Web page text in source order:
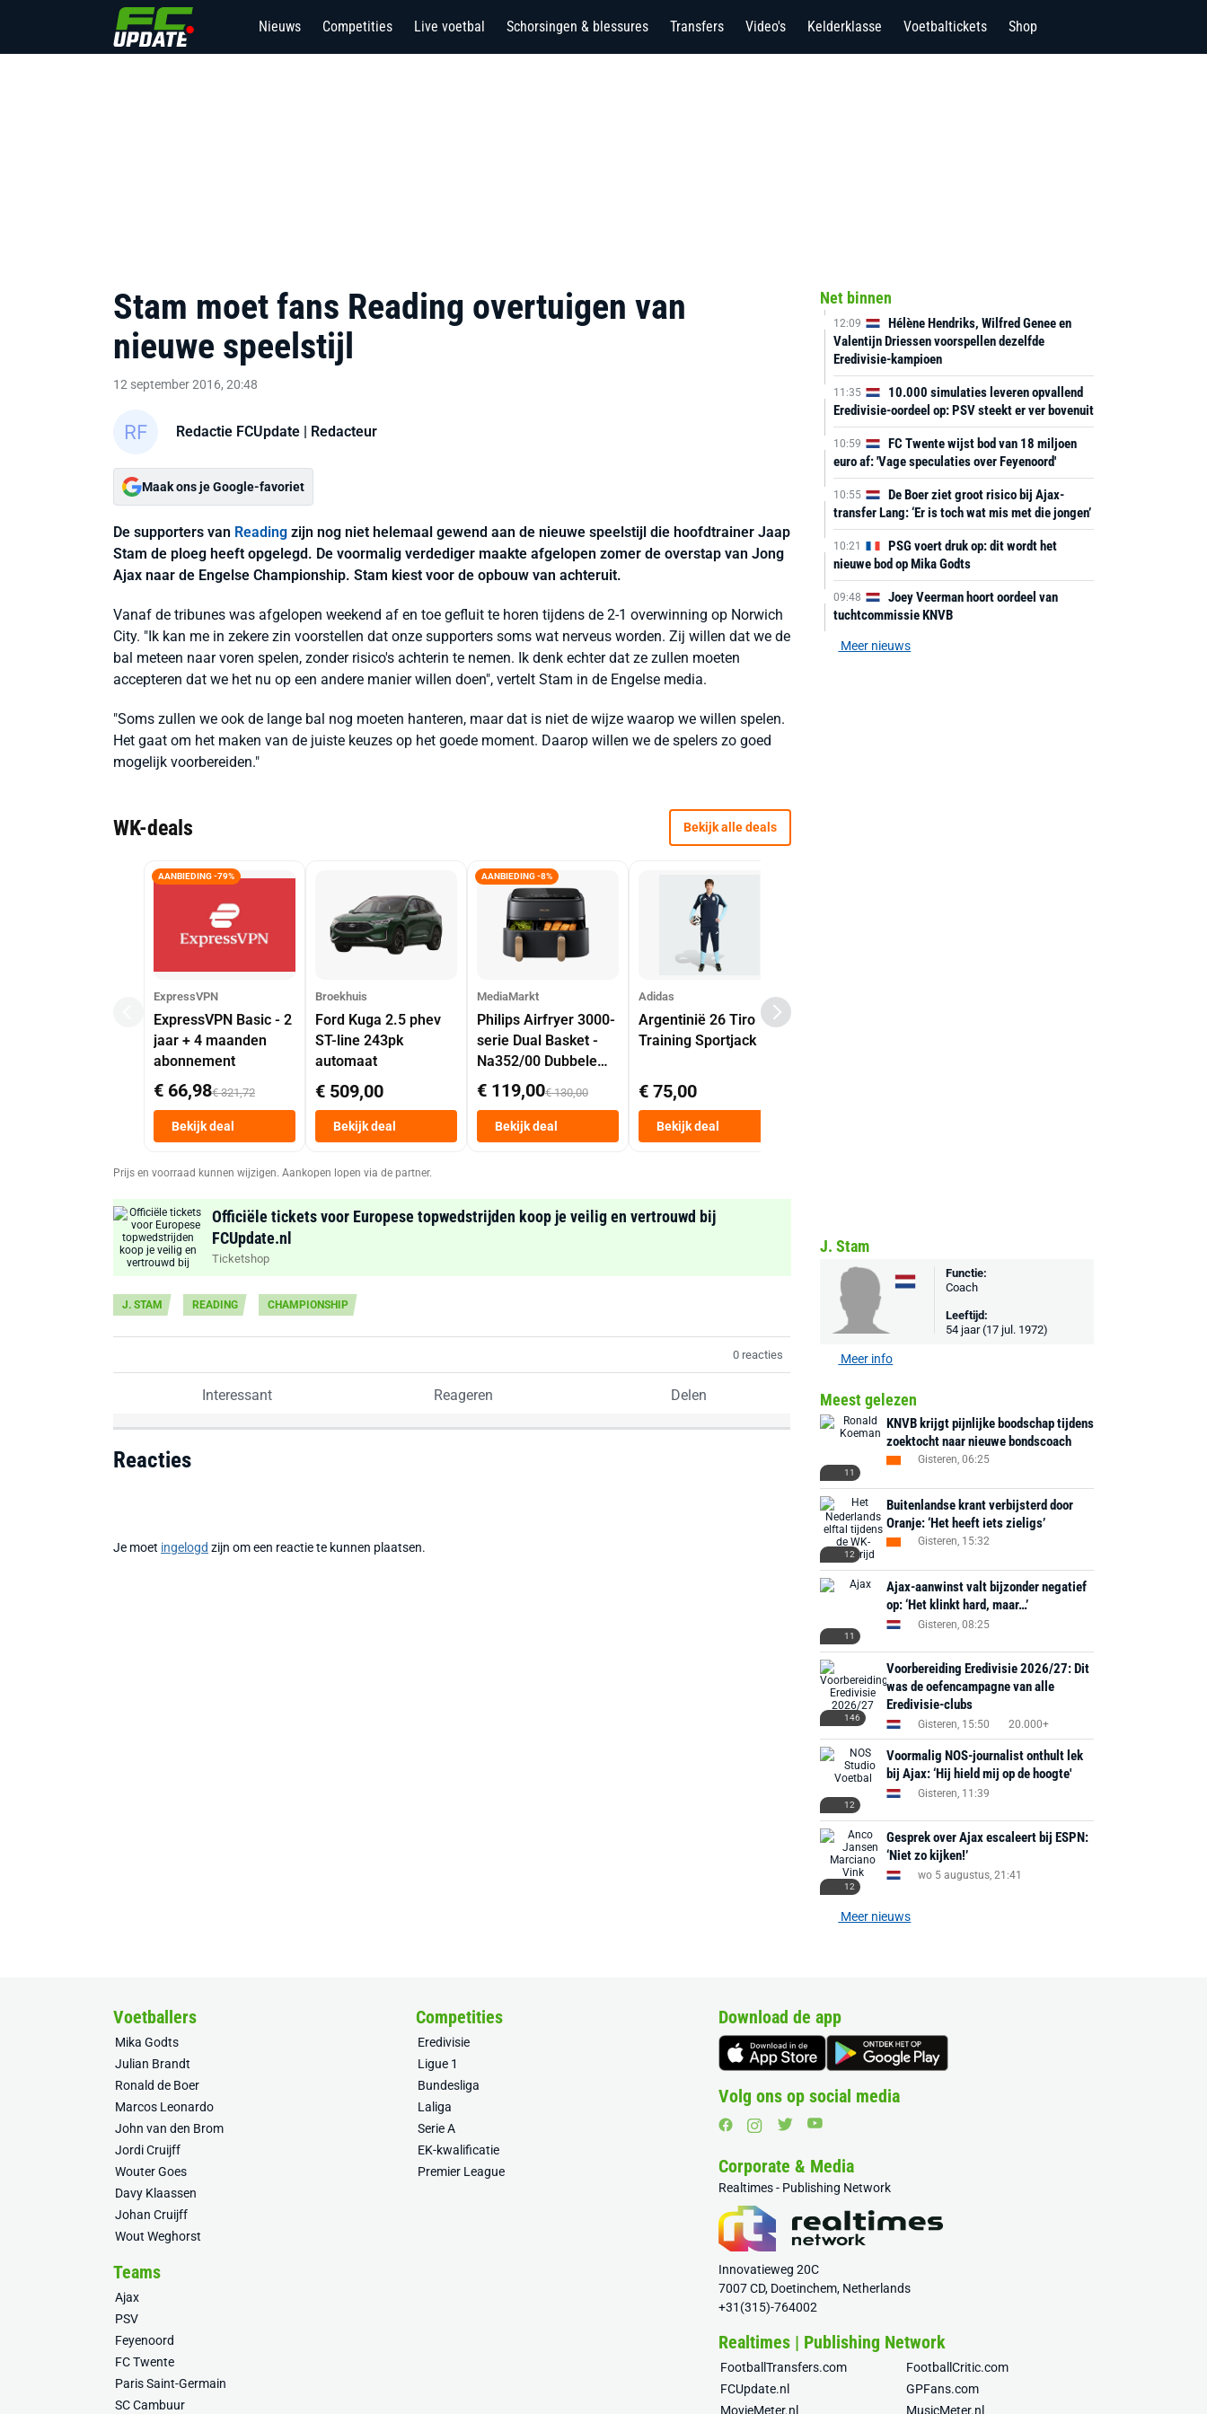
Nieuws Competities Live voetbal Schorsingen & blessures Transfers Video's Kelderklasse Voetbaltickets Shop
Stam moet fans Reading overtuigen van
nieuwe speelstijl
12 september 2016, 20:48
Redactie FCUpdate | Redacteur
Maak ons je Google-favoriet
De supporters van Reading zijn nog niet helemaal gewend aan de nieuwe speelstijl die hoofdtrainer Jaap
Stam de ploeg heeft opgelegd. De voormalig verdediger maakte afgelopen zomer de overstap van Jong
Ajax naar de Engelse Championship. Stam kiest voor de opbouw van achteruit.
Vanaf de tribunes was afgelopen weekend af en toe gefluit te horen tijdens de 2-1 overwinning op Norwich
City. "Ik kan me in zekere zin voorstellen dat onze supporters soms wat nerveus worden. Zij willen dat we de
bal meteen naar voren spelen, zonder risico's achterin te nemen. Ik denk echter dat ze zullen moeten
accepteren dat we het nu op een andere manier willen doen", vertelt Stam in de Engelse media.
"Soms zullen we ook de lange bal nog moeten hanteren, maar dat is niet de wijze waarop we willen spelen.
Het gaat om het maken van de juiste keuzes op het goede moment. Daarop willen we de spelers zo goed
mogelijk voorbereiden."
WK-deals Bekijk alle deals
AANBIEDING -79%
ExpressVPN
ExpressVPN Basic - 2
jaar + 4 maanden
abonnement
€ 66,98€ 321,72
Bekijk deal
Broekhuis
Ford Kuga 2.5 phev
ST-line 243pk
automaat
€ 509,00
Bekijk deal
AANBIEDING -8%
MediaMarkt
Philips Airfryer 3000-
serie Dual Basket -
Na352/00 Dubbele
Mand 9 L Tot 6
Personen
Heteluchtfriteuse
Zwart
€ 119,00€ 130,00
Bekijk deal
Adidas
Argentinië 26 Tiro
Training Sportjack
€ 75,00
Bekijk deal
Prijs en voorraad kunnen wijzigen. Aankopen lopen via de partner.
Officiële tickets voor Europese topwedstrijden koop je veilig en vertrouwd bij
FCUpdate.nl
Ticketshop
J. STAM READING CHAMPIONSHIP
0 reacties
Interessant Reageren Delen
Reacties
Je moet ingelogd zijn om een reactie te kunnen plaatsen.
Net binnen
12:09
Hélène Hendriks, Wilfred Genee en
Valentijn Driessen voorspellen dezelfde
Eredivisie-kampioen
11:35
10.000 simulaties leveren opvallend
Eredivisie-oordeel op: PSV steekt er ver bovenuit
10:59
FC Twente wijst bod van 18 miljoen
euro af: 'Vage speculaties over Feyenoord'
10:55
De Boer ziet groot risico bij Ajax-
transfer Lang: ‘Er is toch wat mis met die jongen’
10:21
PSG voert druk op: dit wordt het
nieuwe bod op Mika Godts
09:48
Joey Veerman hoort oordeel van
tuchtcommissie KNVB
Meer nieuws
J. Stam
Functie:
Coach
Leeftijd:
54 jaar (17 jul. 1972)
Meer info
Meest gelezen
11
KNVB krijgt pijnlijke boodschap tijdens
zoektocht naar nieuwe bondscoach
Gisteren, 06:25
12
Buitenlandse krant verbijsterd door
Oranje: ‘Het heeft iets zieligs’
Gisteren, 15:32
11
Ajax-aanwinst valt bijzonder negatief
op: ‘Het klinkt hard, maar…’
Gisteren, 08:25
146
Voorbereiding Eredivisie 2026/27: Dit
was de oefencampagne van alle
Eredivisie-clubs
Gisteren, 15:50 20.000+
12
Voormalig NOS-journalist onthult lek
bij Ajax: ‘Hij hield mij op de hoogte'
Gisteren, 11:39
12
Gesprek over Ajax escaleert bij ESPN:
‘Niet zo kijken!’
wo 5 augustus, 21:41
Meer nieuws
Voetballers
Mika Godts
Julian Brandt
Ronald de Boer
Marcos Leonardo
John van den Brom
Jordi Cruijff
Wouter Goes
Davy Klaassen
Johan Cruijff
Wout Weghorst
Competities
Eredivisie
Ligue 1
Bundesliga
Laliga
Serie A
EK-kwalificatie
Premier League
Teams
Ajax
PSV
Feyenoord
FC Twente
Paris Saint-Germain
SC Cambuur
Download de app
Volg ons op social media
Corporate & Media
Realtimes - Publishing Network
Innovatieweg 20C
7007 CD, Doetinchem, Netherlands
+31(315)-764002
Realtimes | Publishing Network
FootballTransfers.com
FootballCritic.com
FCUpdate.nl
GPFans.com
MovieMeter.nl
MusicMeter.nl